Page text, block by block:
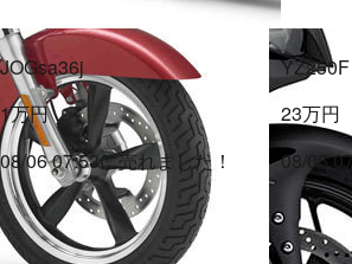
YZ250F
23万円
08/06 07:53に売れました！